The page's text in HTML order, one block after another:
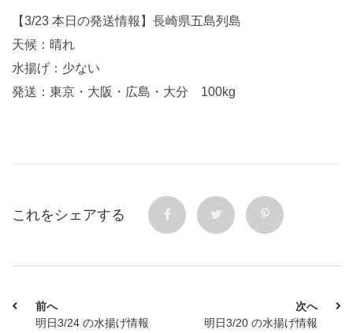
【3/23 本日の発送情報】長崎県五島列島
天候：晴れ
水揚げ：少ない
発送：東京・大阪・広島・大分 100kg
これをシェアする
前へ
明日3/24 の水揚げ情報
次へ
明日3/20 の水揚げ情報